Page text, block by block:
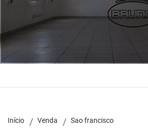
Início Venda Sao francisco